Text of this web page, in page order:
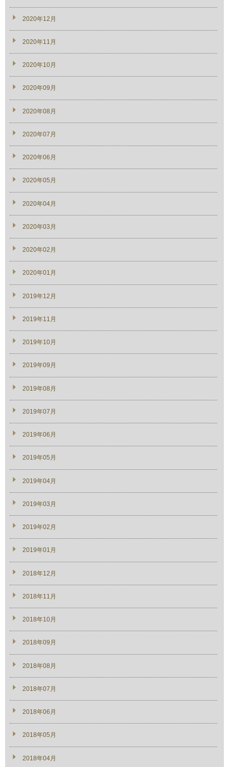
2020年12月
2020年11月
2020年10月
2020年09月
2020年08月
2020年07月
2020年06月
2020年05月
2020年04月
2020年03月
2020年02月
2020年01月
2019年12月
2019年11月
2019年10月
2019年09月
2019年08月
2019年07月
2019年06月
2019年05月
2019年04月
2019年03月
2019年02月
2019年01月
2018年12月
2018年11月
2018年10月
2018年09月
2018年08月
2018年07月
2018年06月
2018年05月
2018年04月